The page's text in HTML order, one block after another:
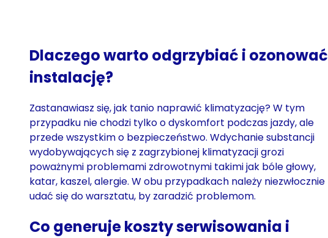
Dlaczego warto odgrzybiać i ozonować
instalację?
Zastanawiasz się, jak tanio naprawić klimatyzację? W tym
przypadku nie chodzi tylko o dyskomfort podczas jazdy, ale
przede wszystkim o bezpieczeństwo. Wdychanie substancji
wydobywających się z zagrzybionej klimatyzacji grozi
poważnymi problemami zdrowotnymi takimi jak bóle głowy,
katar, kaszel, alergie. W obu przypadkach należy niezwłocznie
udać się do warsztatu, by zaradzić problemom.
Co generuje koszty serwisowania i